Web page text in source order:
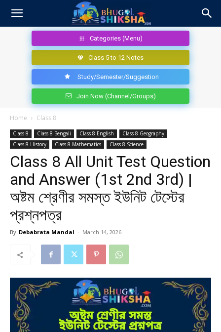
Categories (Menu)
Class 5 to 12 Notes
Study/Semester/Suggestion
Join Now (Channel/Groups)
Home Class 8
Class 8 Class 8 Bengali Class 8 English
Class 8 Geography
Class 8 History
Class 8 Mathematics Class 8 Science
Class 8 All Unit Test Question
and Answer (1st 2nd 3rd) |
অষ্টম শ্রেণীর সমস্ত ইউনিট টেস্টের
প্রশ্নপত্র
By Debabrata Mandal - March 14, 2026